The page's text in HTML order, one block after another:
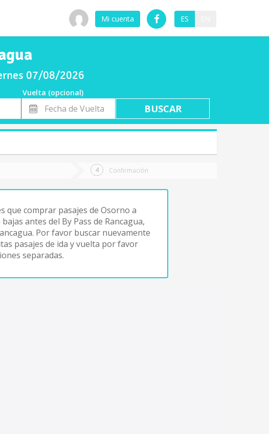
Mi cuenta ES
07/08/2026
Vuelta (opcional)
Fecha
de
Vuelta
Confirmación
que comprar pasajes de Osorno a
antes del By Pass de Rancagua,
Por favor buscar nuevamente
pasajes de ida y vuelta por favor
separadas.